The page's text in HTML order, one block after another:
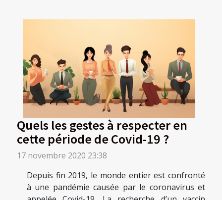
Quels les gestes à respecter en
cette période de Covid-19 ?
17 novembre 2020 23:38
Depuis fin 2019, le monde entier est confronté
à une pandémie causée par le coronavirus et